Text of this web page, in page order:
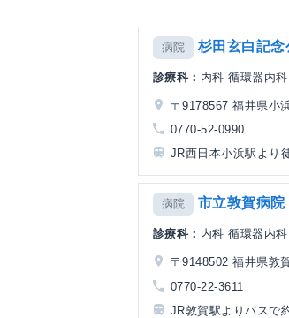
病院 杉田玄白記
診療科： 内科 循環器内
〒9178567 福井県小
0770-52-0990
JR西日本小浜駅より
病院 市立敦賀病院
診療科： 内科 循環器内
〒9148502 福井県敦
0770-22-3611
JR敦賀駅よりバスで